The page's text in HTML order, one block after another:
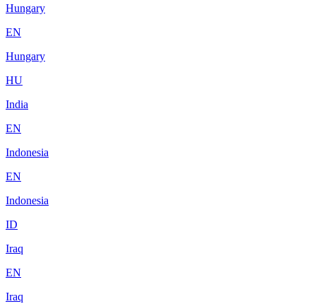
Hungary
EN
Hungary
HU
India
EN
Indonesia
EN
Indonesia
ID
Iraq
EN
Iraq